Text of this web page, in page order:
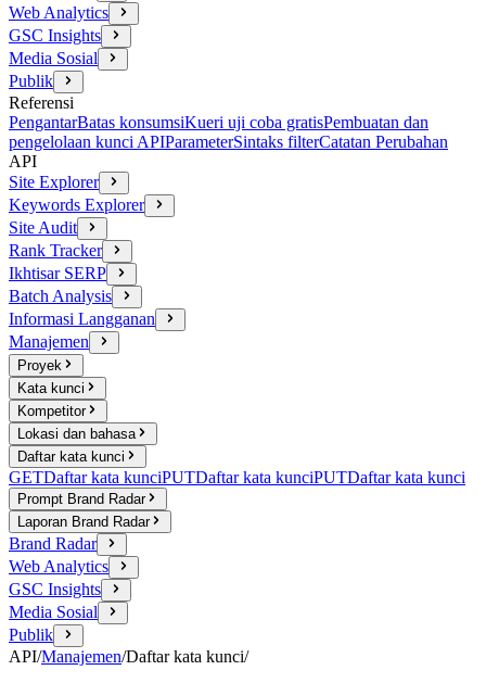
Web Analytics
GSC Insights
Media Sosial
Publik
Referensi
PengantarBatas konsumsiKueri uji coba gratisPembuatan dan
pengelolaan kunci APIParameterSintaks filterCatatan Perubahan
API
Site Explorer
Keywords Explorer
Site Audit
Rank Tracker
Ikhtisar SERP
Batch Analysis
Informasi Langganan
Manajemen
Proyek
Kata kunci
Kompetitor
Lokasi dan bahasa
Daftar kata kunci
GETDaftar kata kunciPUTDaftar kata kunciPUTDaftar kata kunci
Prompt Brand Radar
Laporan Brand Radar
Brand Radar
Web Analytics
GSC Insights
Media Sosial
Publik
API/Manajemen/Daftar kata kunci/